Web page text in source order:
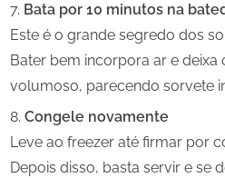
Bata por 10 minutos na
Este é o grande segredo dos
Bater bem incorpora ar e
volumoso, parecendo sorvete
Congele novamente
Leve ao freezer até firmar por
Depois disso, basta servir e se